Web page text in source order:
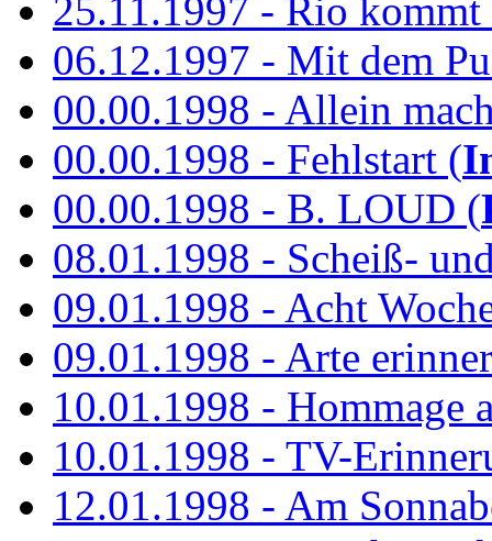
25.11.1997 - Rio kommt
06.12.1997 - Mit dem
00.00.1998 - Allein
00.00.1998 - Fehlstart (
00.00.1998 - B. LOUD (
08.01.1998 - Scheiß-
09.01.1998 - Acht
09.01.1998 - Arte
10.01.1998 - Hommage
10.01.1998 - TV-
12.01.1998 - Am